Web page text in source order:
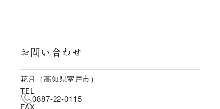
お問い合わせ
花月（高知県室戸市）
TEL
0887-22-0115
FAX